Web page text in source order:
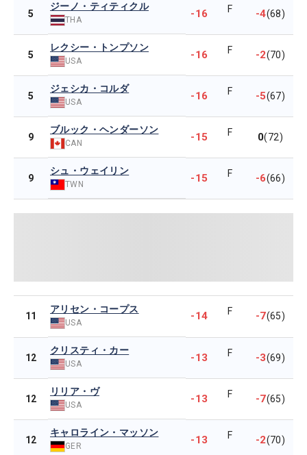
5
ジーノ・ティティクル
THA -16 F -4(68)
5
レクシー・トンプソン
USA -16 F -2(70)
5
ジェシカ・コルダ
USA -16 F -5(67)
9
ブルック・ヘンダーソン
CAN -15 F 0(72)
9
シュ・ウェイリン
TWN -15 F -6(66)
11
アリセン・コープス
USA
-14 F -7(65)
12
クリスティ・カー
USA -13 F -3(69)
12
リリア・ヴ
USA -13 F -7(65)
12
キャロライン・マッソン
GER -13 F -2(70)